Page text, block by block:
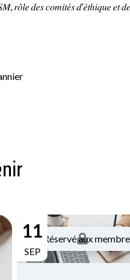
𝑟𝑜̂𝑙𝑒 𝑑𝑒𝑠 𝑐𝑜𝑚𝑖𝑡𝑒́𝑠 𝑑’𝑒́𝑡ℎ𝑖𝑞𝑢𝑒
11
SEP
Réservé aux